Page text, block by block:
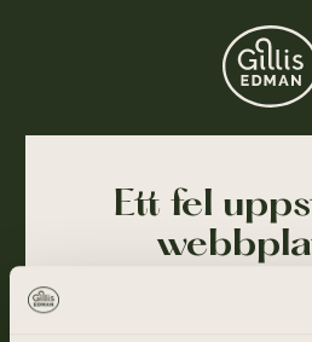
Ett fel
Ajdå! Vår webbplats stötte